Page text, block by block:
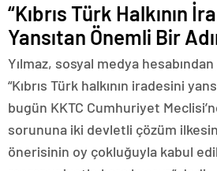
“Kıbrıs Türk Halkının
Yansıtan Önemli Bir
Yılmaz, sosyal medya hesabından
“Kıbrıs Türk halkının iradesini
bugün KKTC Cumhuriyet
sorununa iki devletli çözüm
önerisinin oy çokluğuyla kabul